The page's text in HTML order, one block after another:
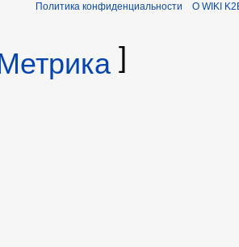
Политика конфиденциальности О WIKI
]